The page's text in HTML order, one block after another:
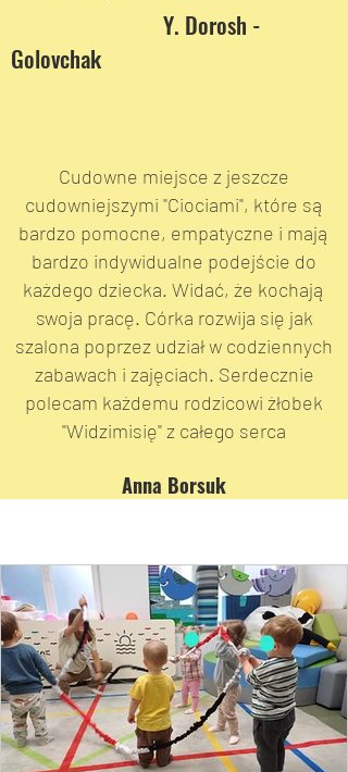
Y. Dorosh -
Golovchak
Cudowne miejsce z jeszcze
cudowniejszymi "Ciociami", które są
bardzo pomocne, empatyczne i mają
bardzo indywidualne podejście do
każdego dziecka. Widać, że kochają
swoja pracę. Córka rozwija się jak
szalona poprzez udział w codziennych
zabawach i zajęciach. Serdecznie
polecam każdemu rodzicowi żłobek
"Widzimisię" z całego serca
Anna Borsuk